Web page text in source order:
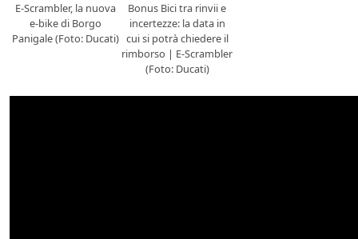
E-Scrambler, la nuova
e-bike di Borgo
Panigale (Foto: Ducati)
Bonus Bici tra rinvii e
incertezze: la data in
cui si potrà chiedere il
rimborso | E-Scrambler
(Foto: Ducati)